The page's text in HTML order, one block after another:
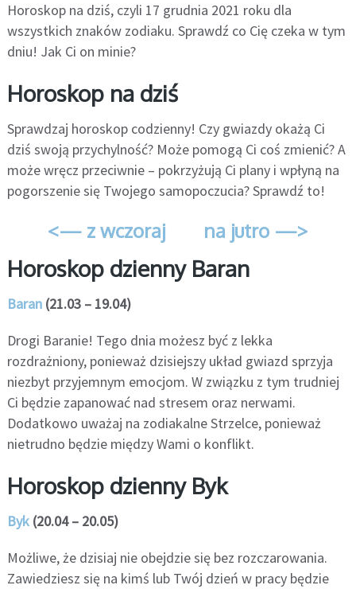
Horoskop na dziś, czyli 17 grudnia 2021 roku dla
wszystkich znaków zodiaku. Sprawdź co Cię czeka w tym
dniu! Jak Ci on minie?
Horoskop na dziś
Sprawdzaj horoskop codzienny! Czy gwiazdy okażą Ci
dziś swoją przychylność? Może pomogą Ci coś zmienić? A
może wręcz przeciwnie – pokrzyżują Ci plany i wpłyną na
pogorszenie się Twojego samopoczucia? Sprawdź to!
<— z wczoraj na jutro —>
Horoskop dzienny Baran
Baran(21.03 – 19.04)
Drogi Baranie! Tego dnia możesz być z lekka
rozdrażniony, ponieważ dzisiejszy układ gwiazd sprzyja
niezbyt przyjemnym emocjom. W związku z tym trudniej
Ci będzie zapanować nad stresem oraz nerwami.
Dodatkowo uważaj na zodiakalne Strzelce, ponieważ
nietrudno będzie między Wami o konflikt.
Horoskop dzienny Byk
Byk(20.04 – 20.05)
Możliwe, że dzisiaj nie obejdzie się bez rozczarowania.
Zawiedziesz się na kimś lub Twój dzień w pracy będzie